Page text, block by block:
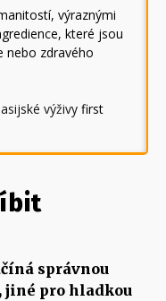
výraznými
které jsou
nebo zdravého
výživy first
správnou
jiné pro hladkou